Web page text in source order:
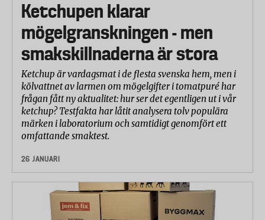
Ketchupen klarar
mögelgranskningen - men
smakskillnaderna är stora
Ketchup är vardagsmat i de flesta svenska hem, men i
kölvattnet av larmen om mögelgifter i tomatpuré har
frågan fått ny aktualitet: hur ser det egentligen ut i vår
ketchup? Testfakta har låtit analysera tolv populära
märken i laboratorium och samtidigt genomfört ett
omfattande smaktest.
26 JANUARI